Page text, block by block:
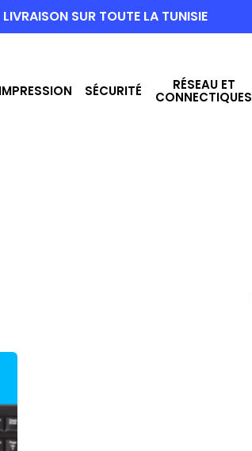
SUR TOUTE LA TUNISIE
IMPRESSION SÉCURITÉ RÉSEAU ET
CONNECTIQUES